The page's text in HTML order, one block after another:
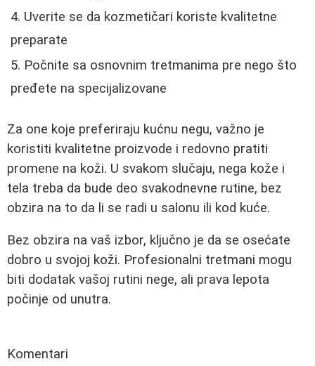
Uverite se da kozmetičari koriste kvalitetne
preparate
Počnite sa osnovnim tretmanima pre nego što
pređete na specijalizovane
Za one koje preferiraju kućnu negu, važno je
koristiti kvalitetne proizvode i redovno pratiti
promene na koži. U svakom slučaju, nega kože i
tela treba da bude deo svakodnevne rutine, bez
obzira na to da li se radi u salonu ili kod kuće.
Bez obzira na vaš izbor, ključno je da se osećate
dobro u svojoj koži. Profesionalni tretmani mogu
biti dodatak vašoj rutini nege, ali prava lepota
počinje od unutra.
Komentari